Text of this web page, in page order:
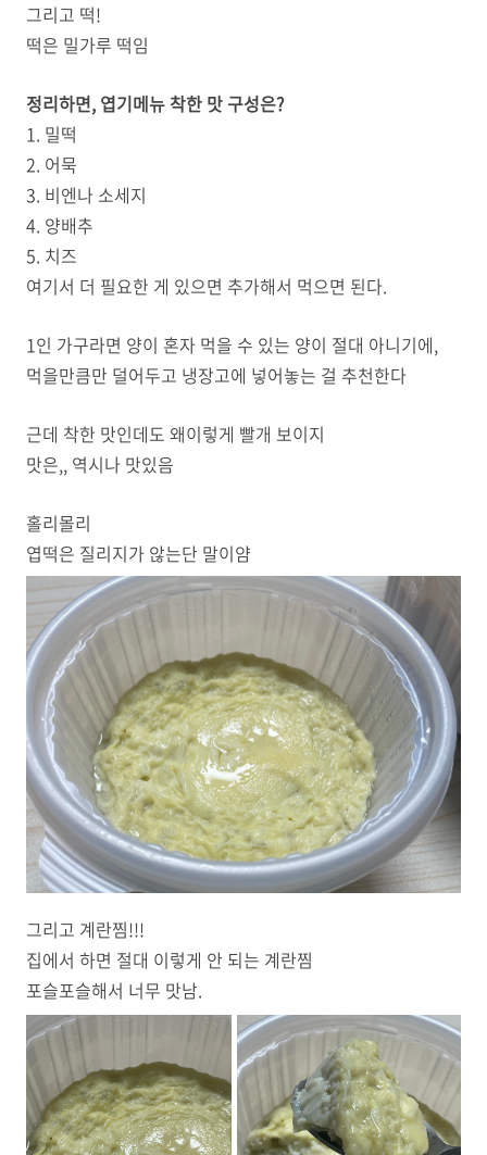
그리고 떡!
떡은 밀가루 떡임
정리하면, 엽기메뉴 착한 맛 구성은?
1. 밀떡
2. 어묵
3. 비엔나 소세지
4. 양배추
5. 치즈
여기서 더 필요한 게 있으면 추가해서 먹으면 된다.
1인 가구라면 양이 혼자 먹을 수 있는 양이 절대 아니기에,
먹을만큼만 덜어두고 냉장고에 넣어놓는 걸 추천한다
근데 착한 맛인데도 왜이렇게 빨개 보이지
맛은,, 역시나 맛있음
홀리몰리
엽떡은 질리지가 않는단 말이얌
그리고 계란찜!!!
집에서 하면 절대 이렇게 안 되는 계란찜
포슬포슬해서 너무 맛남.